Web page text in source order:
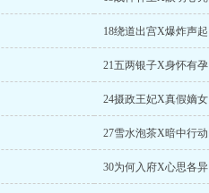
18绕道出宫X爆炸声起
21五两银子X身怀有孕
24摄政王妃X真假嫡女
27雪水泡茶X暗中行动
30为何入府X心思各异